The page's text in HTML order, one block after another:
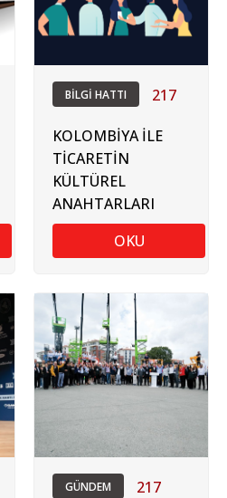
BİLGİ HATTI 217
KOLOMBİYA İLE
TİCARETİN
KÜLTÜREL
ANAHTARLARI
OKU
GÜNDEM 217